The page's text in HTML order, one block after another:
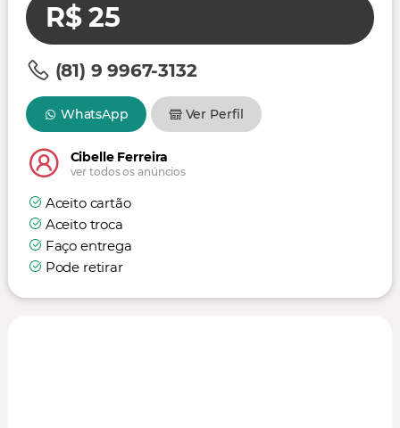
R$ 25
(81) 9 9967-3132
WhatsApp Ver Perfil
Cibelle Ferreira
ver todos os anúncios
Aceito cartão
Aceito troca
Faço entrega
Pode retirar